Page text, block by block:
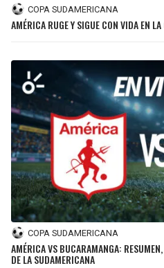
COPA SUDAMERICANA
AMÉRICA RUGE Y SIGUE CON VIDA EN
COPA SUDAMERICANA
AMÉRICA VS BUCARAMANGA:
DE LA SUDAMERICANA